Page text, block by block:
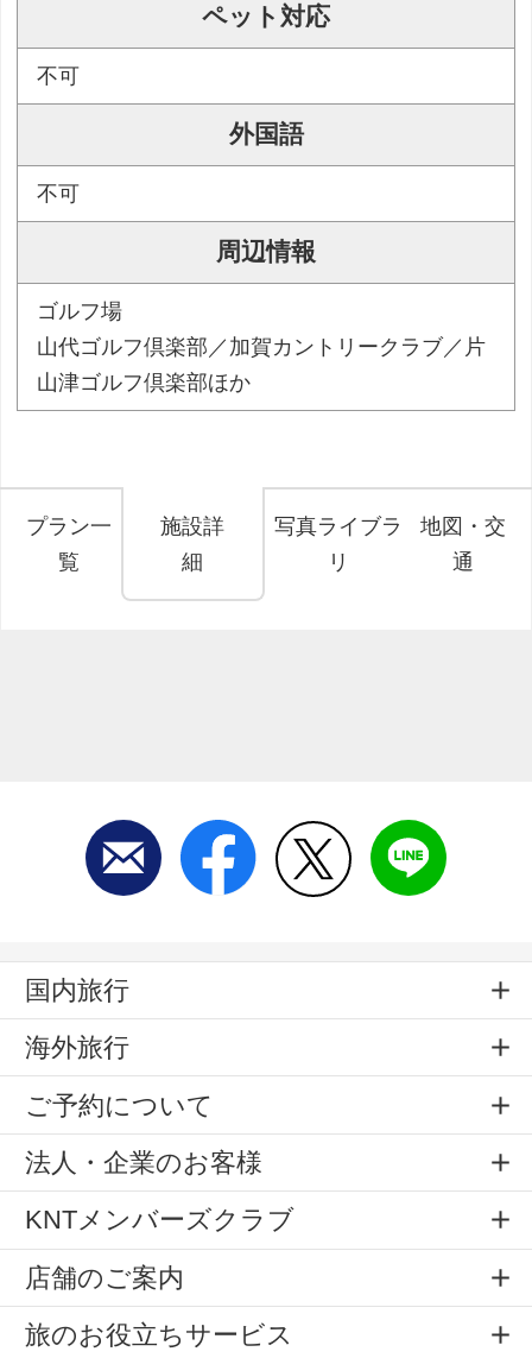
ペット対応
不可
外国語
不可
周辺情報
ゴルフ場
山代ゴルフ倶楽部／加賀カントリークラブ／片
山津ゴルフ倶楽部ほか
プラン一
覧
施設詳
細
写真ライブラ
リ
地図・交
通
国内旅行
海外旅行
ご予約について
法人・企業のお客様
KNTメンバーズクラブ
店舗のご案内
旅のお役立ちサービス